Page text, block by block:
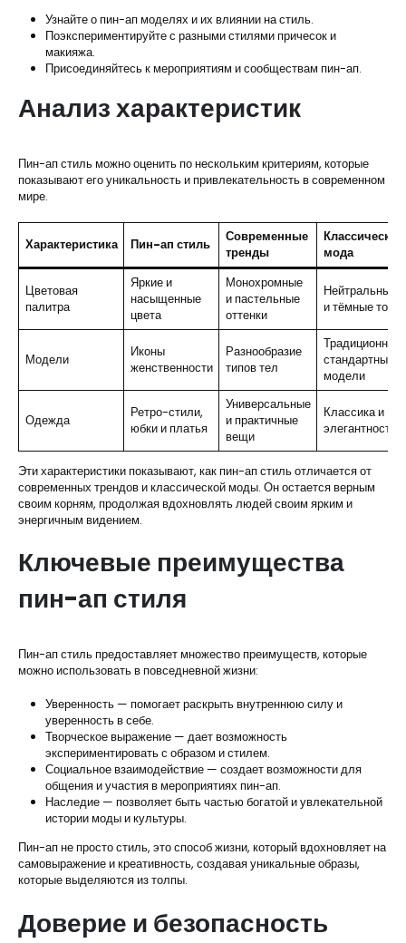
Узнайте о пин-ап моделях и их влиянии на стиль.
Поэкспериментируйте с разными стилями причесок и
макияжа.
Присоединяйтесь к мероприятиям и сообществам пин-ап.
Анализ характеристик
Пин-ап стиль можно оценить по нескольким критериям, которые
показывают его уникальность и привлекательность в современном
мире.
Характеристика Пин-ап стиль
Современные
тренды
Классическая
мода
Цветовая
палитра
Яркие и
насыщенные
цвета
Монохромные
и пастельные
оттенки
Нейтральные
и тёмные тона
Модели
Иконы
женственности
Разнообразие
типов тел
Традиционные
стандартные
модели
Одежда
Ретро-стили,
юбки и платья
Универсальные
и практичные
вещи
Классика и
элегантность
Эти характеристики показывают, как пин-ап стиль отличается от
современных трендов и классической моды. Он остается верным
своим корням, продолжая вдохновлять людей своим ярким и
энергичным видением.
Ключевые преимущества
пин-ап стиля
Пин-ап стиль предоставляет множество преимуществ, которые
можно использовать в повседневной жизни:
Уверенность — помогает раскрыть внутреннюю силу и
уверенность в себе.
Творческое выражение — дает возможность
экспериментировать с образом и стилем.
Социальное взаимодействие — создает возможности для
общения и участия в мероприятиях пин-ап.
Наследие — позволяет быть частью богатой и увлекательной
истории моды и культуры.
Пин-ап не просто стиль, это способ жизни, который вдохновляет на
самовыражение и креативность, создавая уникальные образы,
которые выделяются из толпы.
Доверие и безопасность